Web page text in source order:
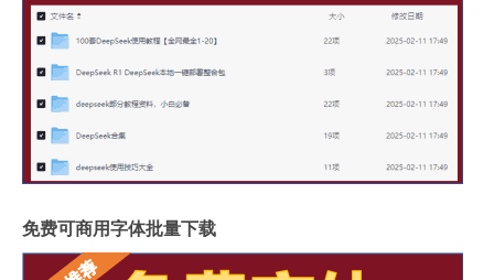
免费可商用字体批量下载